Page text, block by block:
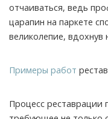
отчаиваться, ведь
царапин на паркете
великолепие,
Примеры работ
Процесс реставрации